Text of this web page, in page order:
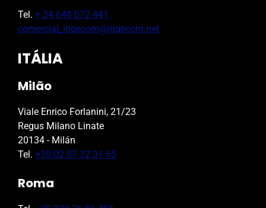
Tel. + 34 648 072 441
comercial_ingecom@ingecom.net
ITÁLIA
Milão
Viale Enrico Forlanini, 21/23
Regus Milano Linate
20134 - Milán
Tel. +39 02 87 32 31 65
Roma